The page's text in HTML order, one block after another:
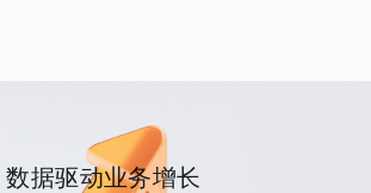
数据驱动业务增长